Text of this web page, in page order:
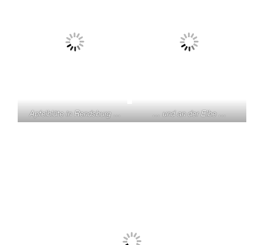
Apfelblüte in Rendsburg … … und an der Elbe …